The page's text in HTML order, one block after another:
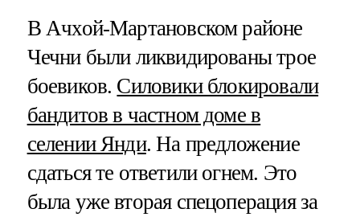
В Ачхой-Мартановском районе
Чечни были ликвидированы трое
боевиков. Силовики блокировали
бандитов в частном доме в
селении Янди. На предложение
сдаться те ответили огнем. Это
была уже вторая спецоперация за